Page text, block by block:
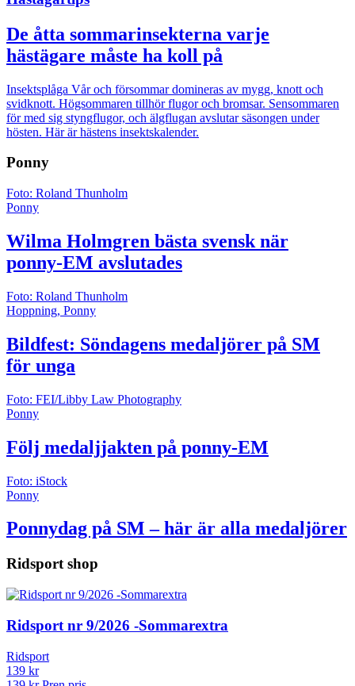
De åtta sommarinsekterna varje
hästägare måste ha koll på
InsektsplågaVår och försommar domineras av mygg, knott och
svidknott. Högsommaren tillhör flugor och bromsar. Sensommaren
för med sig styngflugor, och älgflugan avslutar säsongen under
Foto: Roland Thunholm
Wilma Holmgren bästa svensk när
ponny-EM avslutades
Foto: Roland Thunholm
Bildfest: Söndagens medaljörer på SM
för unga
Foto: FEI/Libby Law Photography
Följ medaljjakten på ponny-EM
Foto: iStock
Ponnydag på SM – här är alla medaljörer
Ridsport nr 9/2026 -Sommarextra
Ridsport